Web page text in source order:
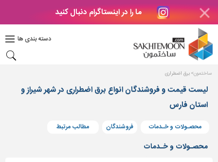
ما را در اینستاگرام دنبال کنید
دسته بندی ها
دکوراسیون
بتن
های
بتنی
درب
پنجره
مصالح
ساختمون برق اضطراری
لیست قیمت و فروشندگان انواع برق اضطراری در شهر شیراز و
استان فارس
محصـولات و خـدمات فروشندگان مطالب مرتبط
محصـولات و خـدمات